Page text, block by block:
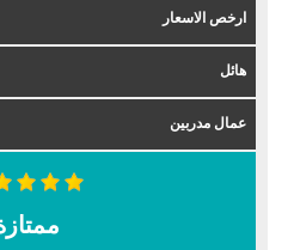
ارخص الاسعار
هائل
عمال مدربين